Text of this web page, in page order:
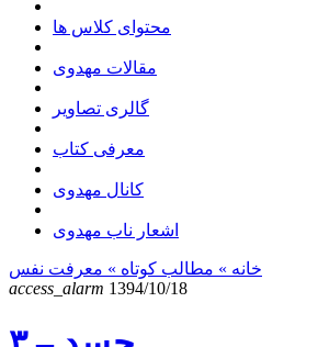
محتوای کلاس ها
مقالات مهدوی
گالری تصاویر
معرفی کتاب
کانال مهدوی
اشعار ناب مهدوی
خانه » مطالب کوتاه » معرفت نفس
access_alarm 1394/10/18